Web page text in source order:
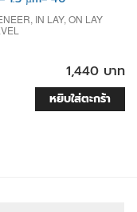
IN LAY, ON LAY
1,440 บาท
หยิบใส่ตะกร้า